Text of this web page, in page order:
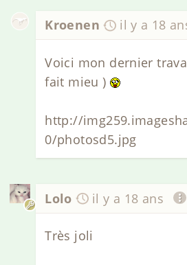
Kroenen il y a 18
Voici mon dernier
fait mieu )
http://
0/photosd5.jpg
Lolo il y a 18 ans
Très joli